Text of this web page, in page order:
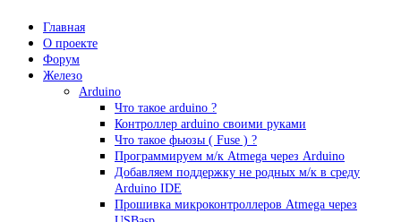
Главная
О проекте
Форум
Железо
Arduino
Что такое аrduino ?
Контроллер arduino своими руками
Что такое фьюзы ( Fuse ) ?
Программируем м/к Atmega через Arduino
Добавляем поддержку не родных м/к в среду
Arduino IDE
Прошивка микроконтроллеров Atmega через